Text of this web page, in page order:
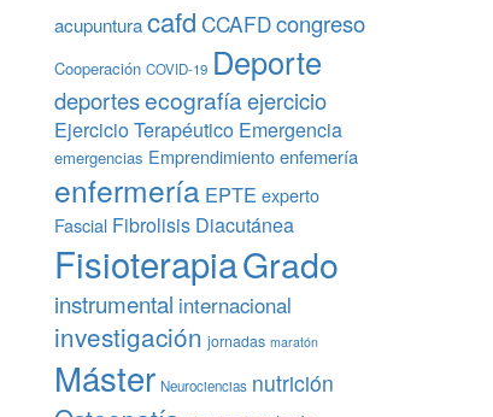
acupuntura cafd CCAFDcongreso
Cooperación COVID-19 Deporte
deportesecografíaejercicio
Ejercicio Terapéutico Emergencia
emergencias Emprendimiento enfemería
enfermería EPTE experto
Fascial Fibrolisis Diacutánea
FisioterapiaGrado
instrumental internacional
investigación jornadas maratón
Máster Neurociencias nutrición